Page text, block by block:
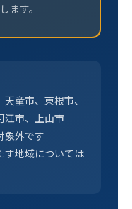
ます。
童市、東根市、
江市、上山市
象外です
地域については